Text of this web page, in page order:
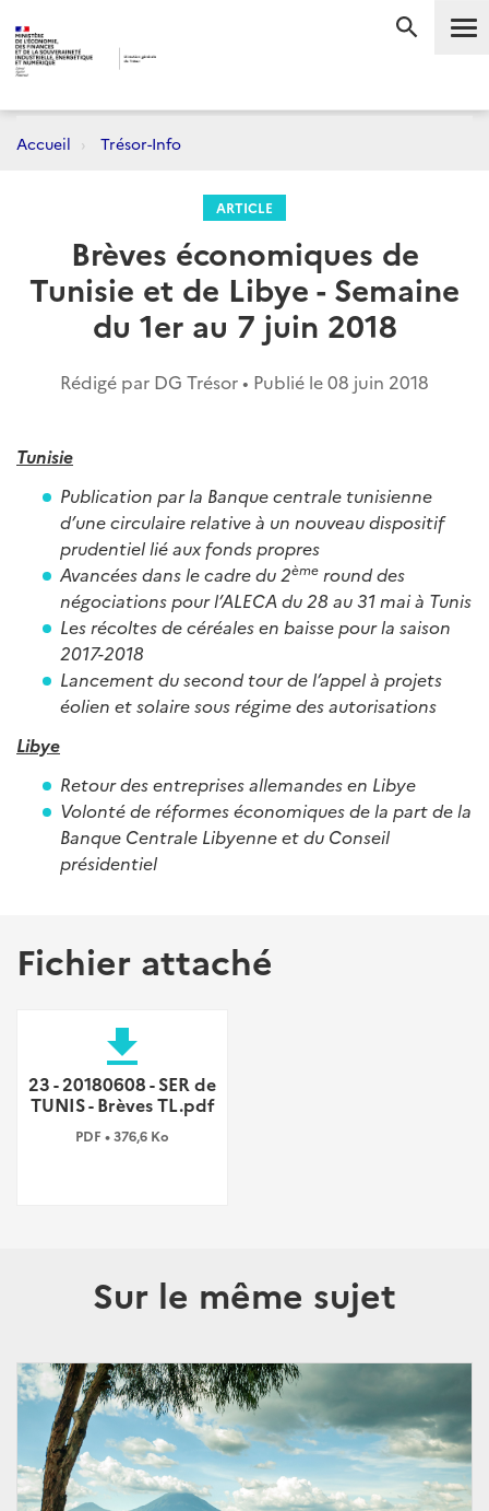
Accueil Trésor-Info
ARTICLE
Brèves économiques de
Tunisie et de Libye - Semaine
du 1er au 7 juin 2018
Rédigé par DG Trésor • Publié le08 juin 2018
Tunisie
Publication par la Banque centrale tunisienne
d’une circulaire relative à un nouveau dispositif
prudentiel lié aux fonds propres
Avancées dans le cadre du 2ème round des
négociations pour l’ALECA du 28 au 31 mai à Tunis
Les récoltes de céréales en baisse pour la saison
2017-2018
Lancement du second tour de l’appel à projets
éolien et solaire sous régime des autorisations
Libye
Retour des entreprises allemandes en Libye
Volonté de réformes économiques de la part de la
Banque Centrale Libyenne et du Conseil
présidentiel
Fichier attaché
file_download
23 - 20180608 - SER de
TUNIS - Brèves TL.pdf
PDF • 376,6 Ko
Sur le même sujet